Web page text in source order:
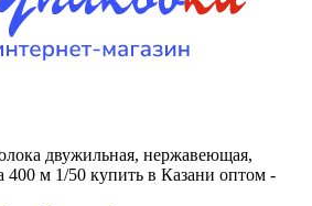
двужильная, нержавеющая,
400 м 1/50 купить в Казани оптом -